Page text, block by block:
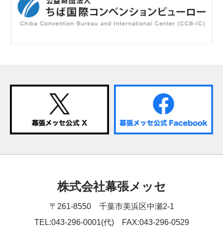
株式会社幕張メッセ
〒261-8550 千葉市美浜区中瀬2-1
TEL:043-296-0001(代) FAX:043-296-0529